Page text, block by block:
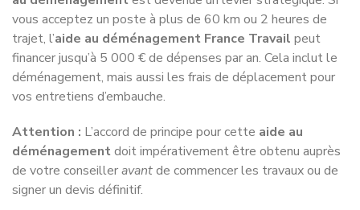
vous acceptez un poste à plus de 60 km ou 2 heures de
trajet, l’aide au déménagement France Travail peut
financer jusqu’à 5 000 € de dépenses par an. Cela inclut le
déménagement, mais aussi les frais de déplacement pour
vos entretiens d’embauche.
Attention : L’accord de principe pour cette aide au
déménagementdoit impérativement être obtenu auprès
de votre conseilleravantde commencer les travaux ou de
signer un devis définitif.